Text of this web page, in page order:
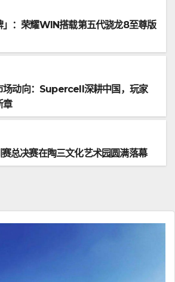
」：荣耀WIN搭载第五代骁龙8至尊版
场动向：Supercell深耕中国，玩家
章
总决赛在陶三文化艺术园圆满落幕